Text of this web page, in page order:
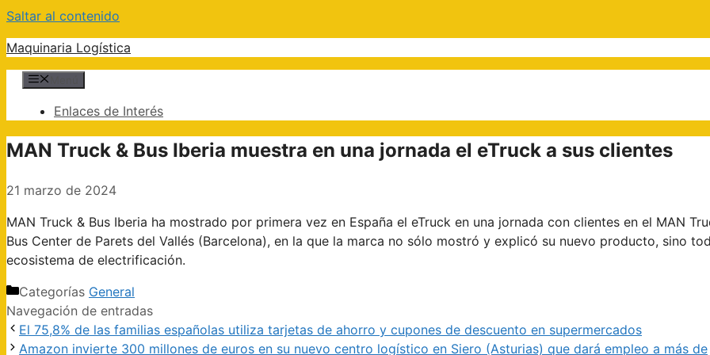
Saltar al contenido
Maquinaria Logística
Enlaces de Interés
MAN Truck & Bus Iberia muestra en una jornada el eTruck a sus clientes
21 marzo de 2024
MAN Truck & Bus Iberia ha mostrado por primera vez en España el eTruck en una jornada con clientes en el MAN
Bus Center de Parets del Vallés (Barcelona), en la que la marca no sólo mostró y explicó su nuevo producto, sino
ecosistema de electrificación.
Categorías General
Navegación de entradas
El 75,8% de las familias españolas utiliza tarjetas de ahorro y cupones de descuento en supermercados
Amazon invierte 300 millones de euros en su nuevo centro logístico en Siero (Asturias) que dará empleo a más de